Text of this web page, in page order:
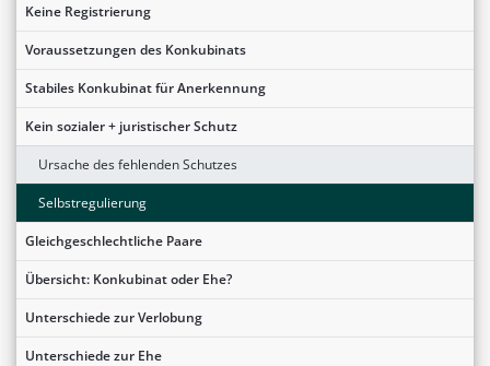
Keine Registrierung
Voraussetzungen des Konkubinats
Stabiles Konkubinat für Anerkennung
Kein sozialer + juristischer Schutz
Ursache des fehlenden Schutzes
Selbstregulierung
Gleichgeschlechtliche Paare
Übersicht: Konkubinat oder Ehe?
Unterschiede zur Verlobung
Unterschiede zur Ehe